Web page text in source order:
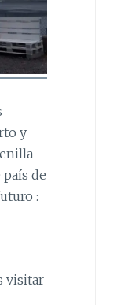
y
de
:
visitar